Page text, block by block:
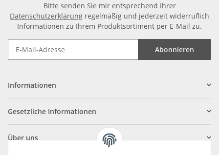
Bitte senden Sie mir entsprechend Ihrer
Datenschutzerklärung regelmäßig und jederzeit widerruflich
Informationen zu Ihrem Produktsortiment per E-Mail zu.
Abonnieren
Informationen
Gesetzliche Informationen
Über uns